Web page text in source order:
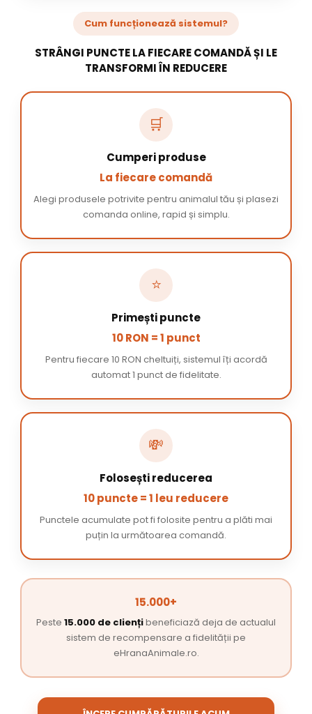
Cum funcționează sistemul?
STRÂNGI PUNCTE LA FIECARE COMANDĂ ȘI LE
TRANSFORMI ÎN REDUCERE
🛒
Cumperi produse
La fiecare comandă
Alegi produsele potrivite pentru animalul tău și plasezi
comanda online, rapid și simplu.
⭐
Primești puncte
10 RON = 1 punct
Pentru fiecare 10 RON cheltuiți, sistemul îți acordă
automat 1 punct de fidelitate.
💸
Folosești reducerea
10 puncte = 1 leu reducere
Punctele acumulate pot fi folosite pentru a plăti mai
puțin la următoarea comandă.
15.000+
Peste 15.000 de cliențibeneficiază deja de actualul
sistem de recompensare a fidelității pe
eHranaAnimale.ro.